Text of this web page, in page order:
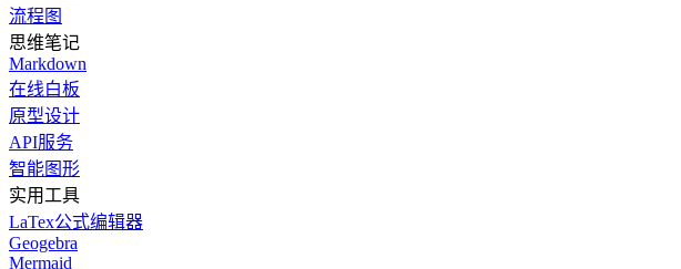
流程图
思维笔记
Markdown
在线白板
原型设计
API服务
智能图形
实用工具
LaTex公式编辑器
Geogebra
Mermaid